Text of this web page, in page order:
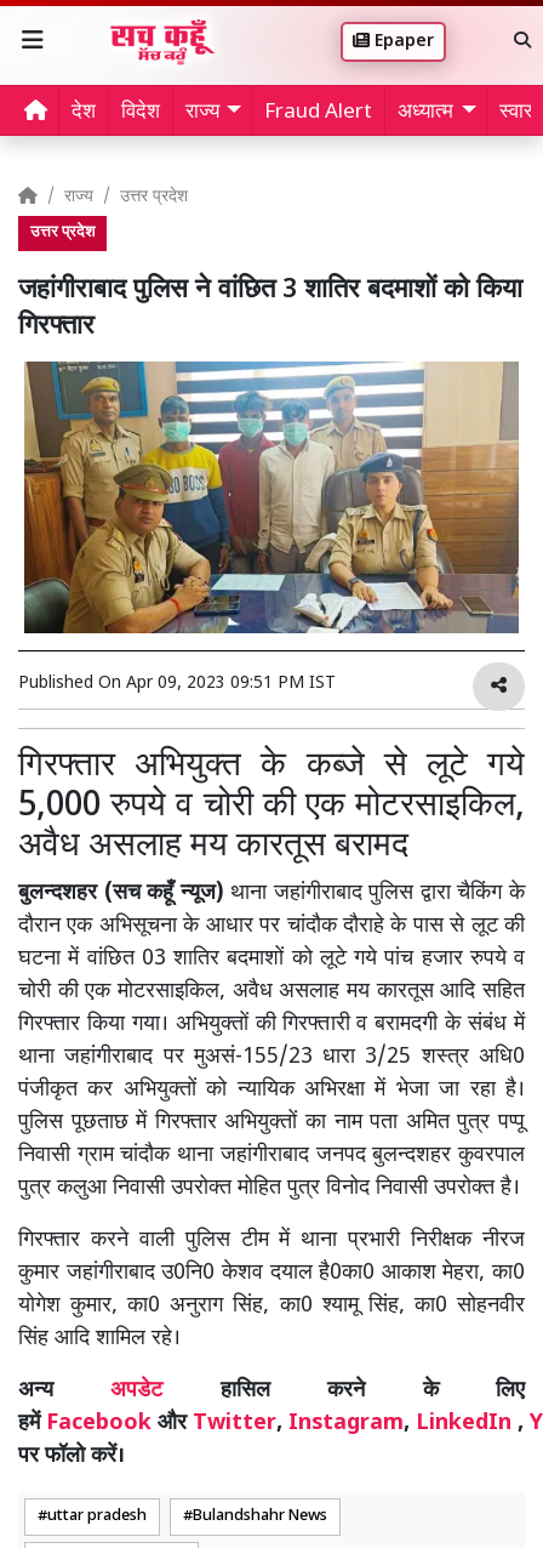
Epaper
देश विदेश राज्य Fraud Alert अध्यात्म
राज्य उत्तर प्रदेश
उत्तर प्रदेश
जहांगीराबाद पुलिस ने वांछित 3 शातिर बदमाशों को किया
गिरफ्तार
Published On Apr 09, 2023 09:51 PM IST
गिरफ्तार अभियुक्त के कब्जे से लूटे गये
5,000 रुपये व चोरी की एक मोटरसाइकिल,
अवैध असलाह मय कारतूस बरामद
बुलन्दशहर (सच कहूँ न्यूज) थाना जहांगीराबाद पुलिस द्वारा चैकिंग के
दौरान एक अभिसूचना के आधार पर चांदौक दौराहे के पास से लूट की
घटना में वांछित 03 शातिर बदमाशों को लूटे गये पांच हजार रुपये व
चोरी की एक मोटरसाइकिल, अवैध असलाह मय कारतूस आदि सहित
गिरफ्तार किया गया। अभियुक्तों की गिरफ्तारी व बरामदगी के संबंध में
थाना जहांगीराबाद पर मुअसं-155/23 धारा 3/25 शस्त्र अधि0
पंजीकृत कर अभियुक्तों को न्यायिक अभिरक्षा में भेजा जा रहा है।
पुलिस पूछताछ में गिरफ्तार अभियुक्तों का नाम पता अमित पुत्र पप्पू
निवासी ग्राम चांदौक थाना जहांगीराबाद जनपद बुलन्दशहर कुवरपाल
पुत्र कलुआ निवासी उपरोक्त मोहित पुत्र विनोद निवासी उपरोक्त है।
गिरफ्तार करने वाली पुलिस टीम में थाना प्रभारी निरीक्षक नीरज
कुमार जहांगीराबाद उ0नि0 केशव दयाल है0का0 आकाश मेहरा, का0
योगेश कुमार, का0 अनुराग सिंह, का0 श्यामू सिंह, का0 सोहनवीर
सिंह आदि शामिल रहे।
अन्यअपडेटहासिल करने के लिए
हमें Facebook और Twitter, Instagram, LinkedIn ,
पर फॉलो करें।
uttar pradesh Bulandshahr News